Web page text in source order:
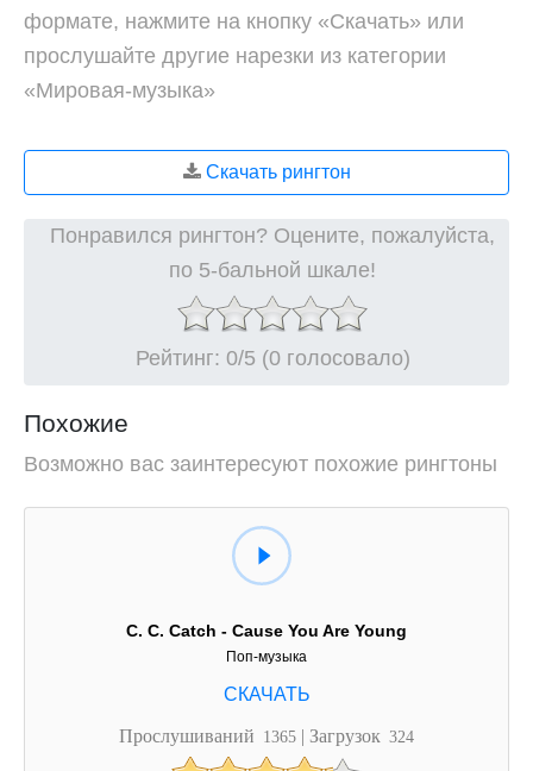
формате, нажмите на кнопку «Скачать» или
прослушайте другие нарезки из категории
«Мировая-музыка»
Скачать рингтон
Понравился рингтон? Оцените, пожалуйста,
по 5-бальной шкале!
Рейтинг: 0/5 (0 голосовало)
Похожие
Возможно вас заинтересуют похожие рингтоны
C. C. Catch - Cause You Are Young
Поп-музыка
Прослушиваний 1365 | Загрузок 324